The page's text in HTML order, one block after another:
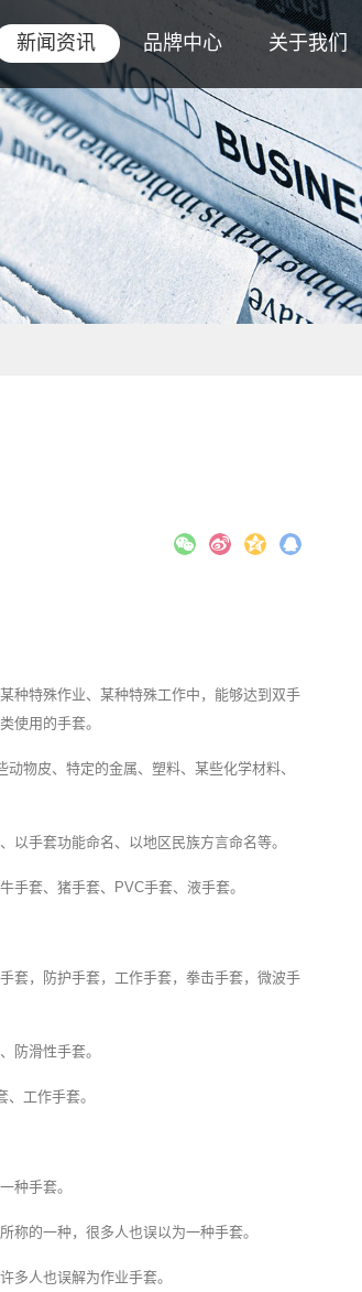
新闻资讯 品牌中心 关于我们
种特殊作业、某种特殊工作中，能够达到双手
使用的手套。
物皮、特定的金属、塑料、某些化学材料、
手套功能命名、以地区民族方言命名等。
套、猪手套、PVC手套、液手套。
套，防护手套，工作手套，拳击手套，微波手
防滑性手套。
工作手套。
种手套。
称的一种，很多人也误以为一种手套。
多人也误解为作业手套。